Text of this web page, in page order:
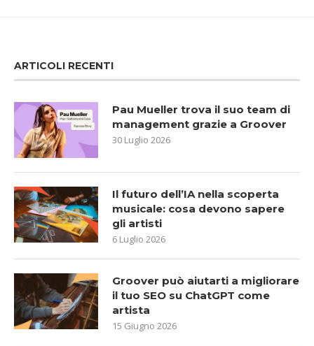
ARTICOLI RECENTI
Pau Mueller trova il suo team di
management grazie a Groover
30 Luglio 2026
Il futuro dell’IA nella scoperta
musicale: cosa devono sapere
gli artisti
6 Luglio 2026
Groover può aiutarti a migliorare
il tuo SEO su ChatGPT come
artista
15 Giugno 2026